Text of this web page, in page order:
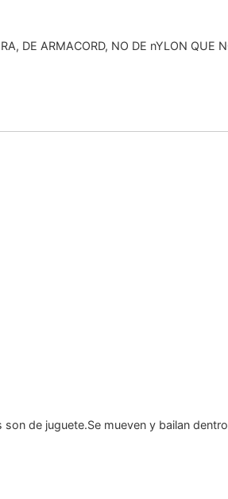
DE ARMACORD, NO DE nYLON QUE
de juguete.Se mueven y bailan